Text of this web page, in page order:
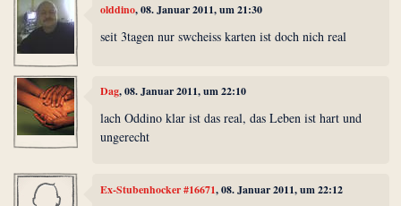
olddino, 08. Januar 2011, um 21:30
seit 3tagen nur swcheiss karten ist doch nich real
Dag, 08. Januar 2011, um 22:10
lach Oddino klar ist das real, das Leben ist hart und
ungerecht
Ex-Stubenhocker #16671, 08. Januar 2011, um 22:12